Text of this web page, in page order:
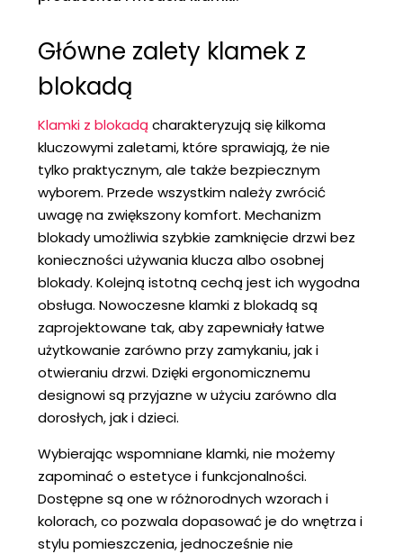
Główne zalety klamek z
blokadą
Klamki z blokadą charakteryzują się kilkoma
kluczowymi zaletami, które sprawiają, że nie
tylko praktycznym, ale także bezpiecznym
wyborem. Przede wszystkim należy zwrócić
uwagę na zwiększony komfort. Mechanizm
blokady umożliwia szybkie zamknięcie drzwi bez
konieczności używania klucza albo osobnej
blokady. Kolejną istotną cechą jest ich wygodna
obsługa. Nowoczesne klamki z blokadą są
zaprojektowane tak, aby zapewniały łatwe
użytkowanie zarówno przy zamykaniu, jak i
otwieraniu drzwi. Dzięki ergonomicznemu
designowi są przyjazne w użyciu zarówno dla
dorosłych, jak i dzieci.
Wybierając wspomniane klamki, nie możemy
zapominać o estetyce i funkcjonalności.
Dostępne są one w różnorodnych wzorach i
kolorach, co pozwala dopasować je do wnętrza i
stylu pomieszczenia, jednocześnie nie